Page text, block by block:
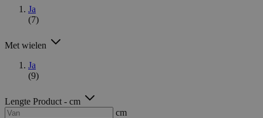
Ja
(7)
Met wielen
Ja
(9)
Lengte Product - cm
cm